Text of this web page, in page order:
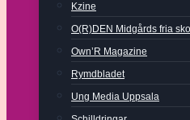
Kzine
O(R)DEN Midgårds fria
Own’R Magazine
Rymdbladet
Ung Media Uppsala